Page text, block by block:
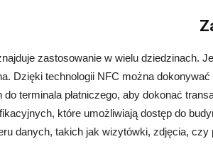
zastosowanie w wielu dziedzinach.
Dzięki technologii NFC można
do terminala płatniczego, aby dokonać
które umożliwiają dostęp do
danych, takich jak wizytówki, zdjęcia, czy